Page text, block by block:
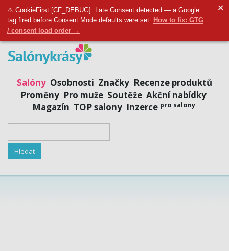
⚠ CookieFirst [CF_DEBUG]: Late Consent detected — a Google
tag fired before Consent Mode defaults were set. How to fix: GTG
/ consent load order →
✕
Přidat salon | Přihlásit se | Registrovat se
Salóny Osobnosti Značky Recenze produktů
Proměny Pro muže Soutěže Akční nabídky
Magazín TOP salony Inzerce pro salony